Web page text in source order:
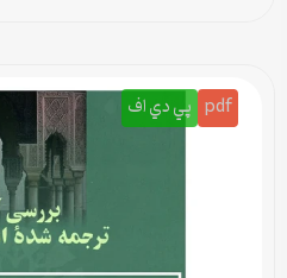
pdf پي دي اف